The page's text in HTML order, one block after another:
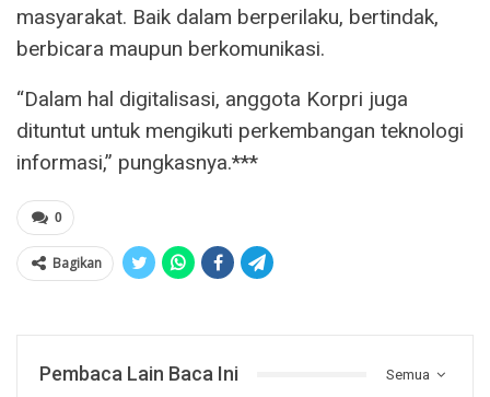
masyarakat. Baik dalam berperilaku, bertindak,
berbicara maupun berkomunikasi.
“Dalam hal digitalisasi, anggota Korpri juga
dituntut untuk mengikuti perkembangan teknologi
informasi,” pungkasnya.***
0
Bagikan
Semua
Pembaca Lain Baca Ini